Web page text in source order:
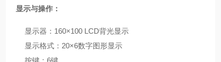
显示与操作：
显示器：160×100 LCD背光显示
显示格式：20×6数字图形显示
按键：6键